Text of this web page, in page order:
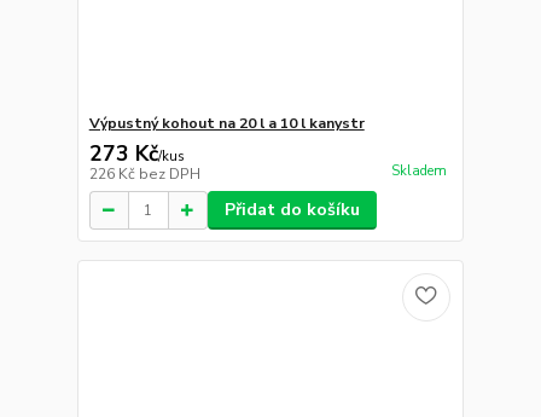
Výpustný kohout na 20 l a 10 l kanystr
273 Kč/kus
226 Kč bez DPH Skladem
Přidat do košíku